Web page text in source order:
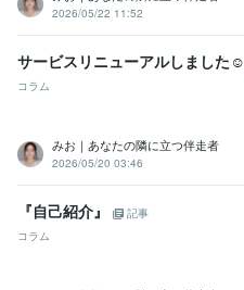
2026/05/22 11:52
サービスリニューアルしました☺
コラム
みお｜あなたの隣に立つ伴走者
2026/05/20 03:46
『自己紹介』
記事
コラム